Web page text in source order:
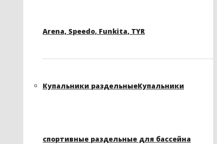
Arena, Speedo, Funkita, TYR
Купальники раздельныеКупальники
спортивные раздельные для бассейна